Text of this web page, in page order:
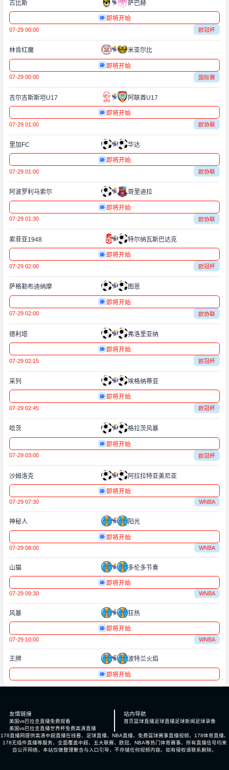
古比斯 萨巴赫
即将开始
07-29 00:00 欧冠杯
林肯红魔 米亚尔比
即将开始
07-29 00:00 国际赛
吉尔吉斯斯坦U17 阿联酋U17
即将开始
07-29 01:00 欧协联
里加FC 华达
即将开始
07-29 01:00 欧协联
阿波罗利马索尔 哥里迪拉
即将开始
07-29 01:30 欧协联
索菲亚1948 特尔纳瓦斯巴达克
即将开始
07-29 02:00 欧冠杯
萨格勒布迪纳摩 图恩
即将开始
07-29 02:00 欧协联
德利塔 弗洛里亚纳
即将开始
07-29 02:15 欧冠杯
采列 埃格纳蒂亚
即将开始
07-29 02:45 欧冠杯
哈茨 格拉茨风暴
即将开始
07-29 03:00 欧冠杯
沙姆洛克 阿拉拉特亚美尼亚
即将开始
07-29 07:30 WNBA
神秘人 阳光
即将开始
07-29 08:00 WNBA
山猫 多伦多节奏
即将开始
07-29 09:30 WNBA
风暴 狂热
即将开始
07-29 10:00 WNBA
王牌 波特兰火焰
即将开始
友情链接
美国vs巴拉圭直播免费观看
美国vs巴拉圭直播世界杯免费高清直播
站内导航
首页篮球直播足球直播足球新闻足球录像
178直播网提供高清中超直播在线看、足球直播、NBA直播、免费篮球赛事直播视频、178体育直播、
178无插件直播等服务，全面覆盖中超、五大联赛、欧冠、NBA等热门体育赛事。所有直播信号均来
自公开网络，本站仅做整理聚合与入口引导，不存储任何视频内容。如有侵权请联系删除。